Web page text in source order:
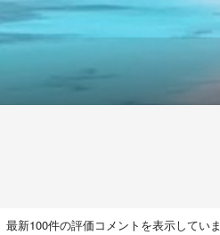
最新100件の評価コメントを表示してい